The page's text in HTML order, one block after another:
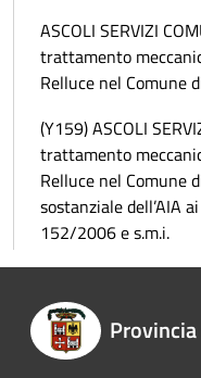
ASCOLI SERVIZI
trattamento
Relluce nel Comune
(Y159) ASCOLI
trattamento
Relluce nel Comune
sostanziale dell’AIA
152/2006 e s.m.i.